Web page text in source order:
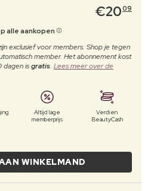
€2009
alle aankopen
exclusief voor members. Shop je tegen
member. Het abonnement kost
dagen isgratis. Lees meer over de
Altijd lage
memberprijs
Verdien
BeautyCash
WINKELMAND